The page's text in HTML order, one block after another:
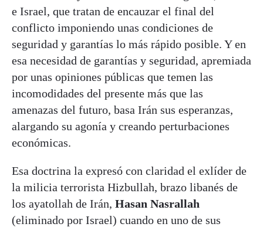
e Israel, que tratan de encauzar el final del
conflicto imponiendo unas condiciones de
seguridad y garantías lo más rápido posible. Y en
esa necesidad de garantías y seguridad, apremiada
por unas opiniones públicas que temen las
incomodidades del presente más que las
amenazas del futuro, basa Irán sus esperanzas,
alargando su agonía y creando perturbaciones
económicas.
Esa doctrina la expresó con claridad el exlíder de
la milicia terrorista Hizbullah, brazo libanés de
los ayatollah de Irán, Hasan Nasrallah
(eliminado por Israel) cuando en uno de sus